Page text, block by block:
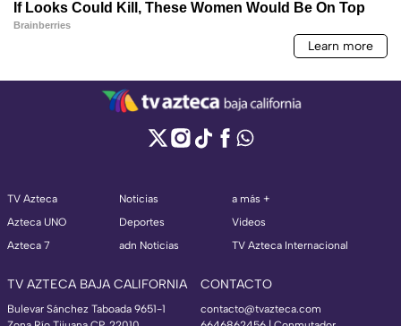
TV Azteca
Azteca UNO
Azteca 7
Noticias
Deportes
adn Noticias
a más +
Videos
TV Azteca Internacional
TV AZTECA BAJA CALIFORNIA
Bulevar Sánchez Taboada 9651-1
CONTACTO
contacto@tvazteca.com